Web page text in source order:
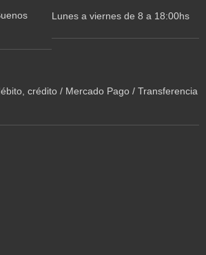
Lunes a viernes de 8 a 18:00hs
crédito / Mercado Pago / Transferencia